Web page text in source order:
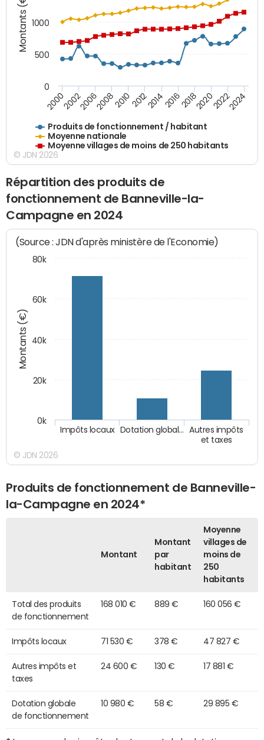
Montants (€)
Produits de fonctionnement / habitant
Moyenne nationale
Moyenne villages de moins de 250 habitants
200020022006200820102012201420162018202020222024
0
500
1000
© JDN 2026
Répartition des produits de
fonctionnement de Banneville-la-
Campagne en 2024
Montants (€)
(Source : JDN d'après ministère de l'Economie)
Autres impôts
et taxes
Dotation global…
Impôts locaux
0k
20k
40k
60k
80k
© JDN 2026
Produits de fonctionnement de Banneville-
la-Campagne en 2024*
Montant
Montant
par
habitant
Moyenne
villages de
moins de
250
habitants
Total des produits
de fonctionnement
168 010 € 889 € 160 056 €
Impôts locaux 71 530 € 378 € 47 827 €
Autres impôts et
taxes
24 600 € 130 € 17 881 €
Dotation globale
de fonctionnement
10 980 € 58 € 29 895 €